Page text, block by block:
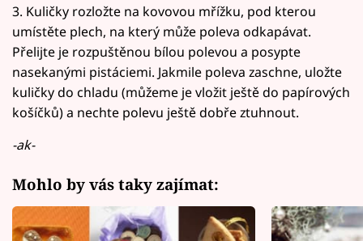
3. Kuličky rozložte na kovovou mřížku, pod kterou
umístěte plech, na který může poleva odkapávat.
Přelijte je rozpuštěnou bílou polevou a posypte
nasekanými pistáciemi. Jakmile poleva zaschne, uložte
kuličky do chladu (můžeme je vložit ještě do papírových
košíčků) a nechte polevu ještě dobře ztuhnout.
-ak-
Mohlo by vás taky zajímat: